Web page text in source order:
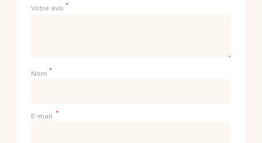
Votre avis *
Nom *
E-mail *